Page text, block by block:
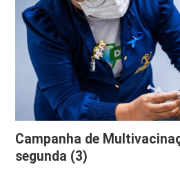
Campanha de
segunda (3)